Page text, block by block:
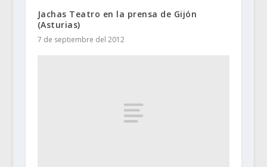
Jachas Teatro en la prensa de Gijón
(Asturias)
7 de septiembre del 2012